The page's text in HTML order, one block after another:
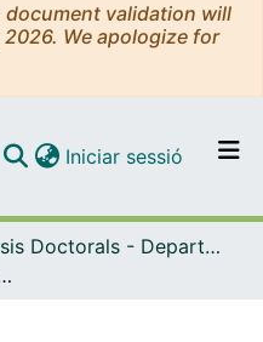
validation will
We apologize for
per tot el DD
Iniciar sessió (current)
Tesis Doctorals - Departament - Sociologia
postautoritarias: Interpretación comparada de Chile y Sudáfrica